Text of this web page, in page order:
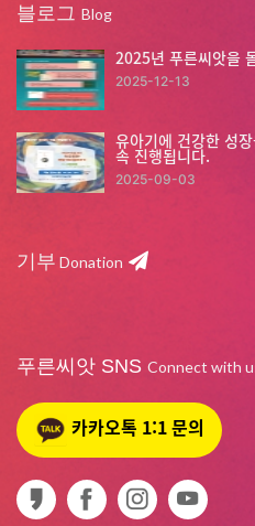
블로그 Blog
2025년 푸른씨앗을
2025-12-13
유아기에 건강한 성
속 진행됩니다.
2025-09-03
기부 Donation
푸른씨앗 SNS Connect with
카카오톡 1:1 문의